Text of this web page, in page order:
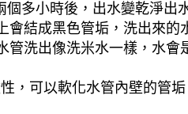
多小時後，出水變乾淨出
結成黑色管垢，洗出來的
洗出像洗米水一樣，水會
，可以軟化水管內壁的管